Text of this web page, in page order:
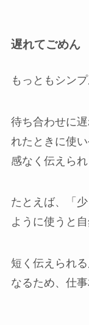
遅れてごめん
もっともシン
待ち合わせに
れたときに使
感なく伝えられ
たとえば、「
ように使うと自
短く伝えられ
なるため、仕